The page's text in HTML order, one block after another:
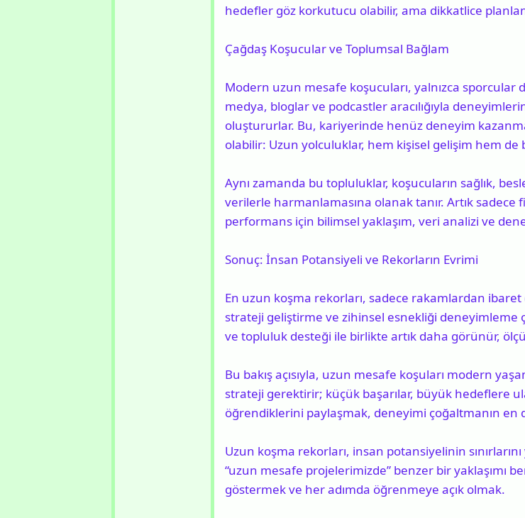
hedefler göz korkutucu olabilir, ama dikkatlice
Çağdaş Koşucular ve Toplumsal Bağlam
Modern uzun mesafe koşucuları, yalnızca sporcular
medya, bloglar ve podcastler aracılığıyla
oluştururlar. Bu, kariyerinde henüz deneyim
olabilir: Uzun yolculuklar, hem kişisel gelişim hem de
Aynı zamanda bu topluluklar, koşucuların sağlık,
verilerle harmanlamasına olanak tanır. Artık
performans için bilimsel yaklaşım, veri analizi ve
Sonuç: İnsan Potansiyeli ve Rekorların Evrimi
En uzun koşma rekorları, sadece rakamlardan ibaret
strateji geliştirme ve zihinsel esnekliği deneyimleme
ve topluluk desteği ile birlikte artık daha görünür,
Bu bakış açısıyla, uzun mesafe koşuları modern
strateji gerektirir; küçük başarılar, büyük hedeflere
öğrendiklerini paylaşmak, deneyimi çoğaltmanın en
Uzun koşma rekorları, insan potansiyelinin
“uzun mesafe projelerimizde” benzer bir yaklaşımı
göstermek ve her adımda öğrenmeye açık olmak.